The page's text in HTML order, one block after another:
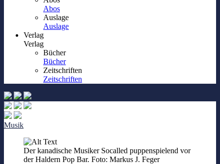
Abos
Auslage
Auslage
Verlag
Verlag
Bücher
Bücher
Zeitschriften
Zeitschriften
Musik
Der kanadische Musiker Socalled puppenspielend vor
der Haldern Pop Bar. Foto: Markus J. Feger